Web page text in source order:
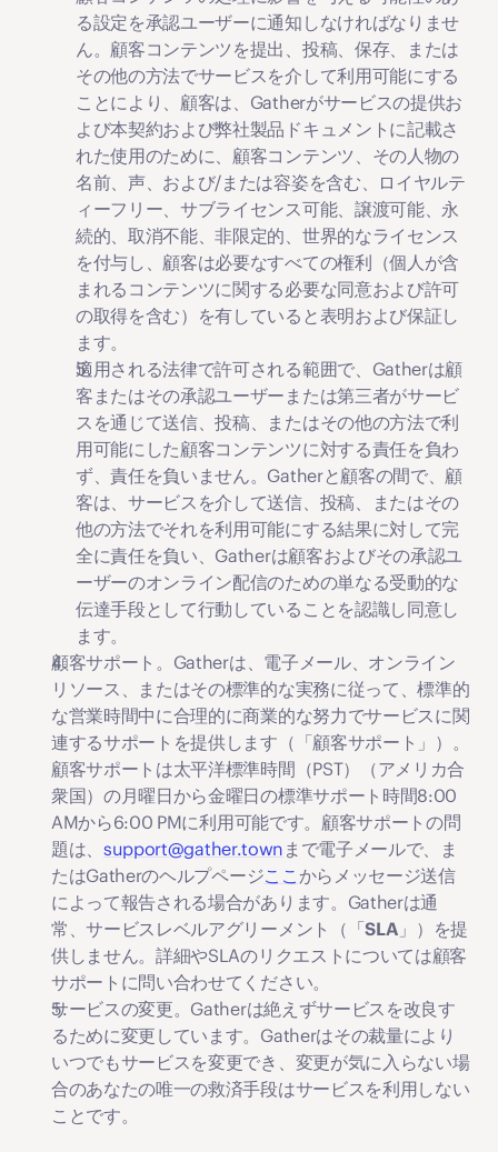
る設定を承認ユーザーに通知しなければなりませ
ん。顧客コンテンツを提出、投稿、保存、または
その他の方法でサービスを介して利用可能にする
ことにより、顧客は、Gatherがサービスの提供お
よび本契約および弊社製品ドキュメントに記載さ
れた使用のために、顧客コンテンツ、その人物の
名前、声、および/または容姿を含む、ロイヤルテ
ィーフリー、サブライセンス可能、譲渡可能、永
続的、取消不能、非限定的、世界的なライセンス
を付与し、顧客は必要なすべての権利（個人が含
まれるコンテンツに関する必要な同意および許可
の取得を含む）を有していると表明および保証し
ます。
適用される法律で許可される範囲で、Gatherは顧
客またはその承認ユーザーまたは第三者がサービ
スを通じて送信、投稿、またはその他の方法で利
用可能にした顧客コンテンツに対する責任を負わ
ず、責任を負いません。Gatherと顧客の間で、顧
客は、サービスを介して送信、投稿、またはその
他の方法でそれを利用可能にする結果に対して完
全に責任を負い、Gatherは顧客およびその承認ユ
ーザーのオンライン配信のための単なる受動的な
伝達手段として行動していることを認識し同意し
ます。
顧客サポート。 Gatherは、電子メール、オンライン
リソース、またはその標準的な実務に従って、標準的
な営業時間中に合理的に商業的な努力でサービスに関
連するサポートを提供します（「顧客サポート 」）。
顧客サポートは太平洋標準時間（PST）（アメリカ合
衆国）の月曜日から金曜日の標準サポート時間8:00
AMから6:00 PMに利用可能です。顧客サポートの問
題は、support@gather.town まで電子メールで、ま
たはGatherのヘルプページここからメッセージ送信
によって報告される場合があります。Gatherは通
常、サービスレベルアグリーメント（「SLA 」）を提
供しません。詳細やSLAのリクエストについては顧客
サポートに問い合わせてください。
サービスの変更。Gatherは絶えずサービスを改良す
るために変更しています。Gatherはその裁量により
いつでもサービスを変更でき、変更が気に入らない場
合のあなたの唯一の救済手段はサービスを利用しない
ことです。